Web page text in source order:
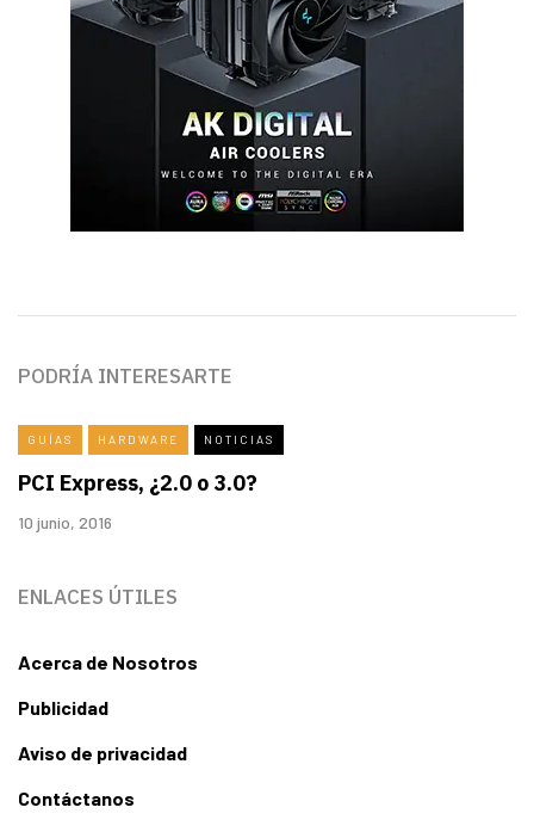
PODRÍA INTERESARTE
GUÍAS HARDWARE NOTICIAS
PCI Express, ¿2.0 o 3.0?
10 junio, 2016
ENLACES ÚTILES
Acerca de Nosotros
Publicidad
Aviso de privacidad
Contáctanos